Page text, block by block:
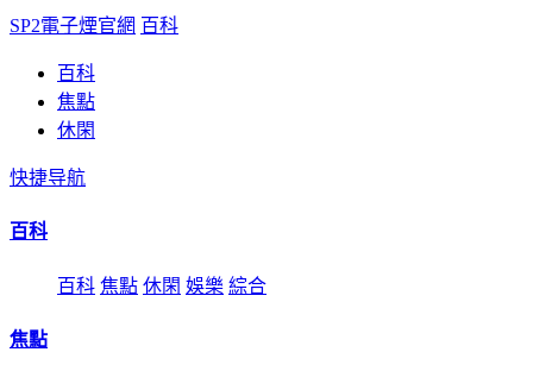
SP2電子煙官網 百科
百科
焦點
休閑
快捷导航
百科
百科 焦點 休閑 娛樂 綜合
焦點